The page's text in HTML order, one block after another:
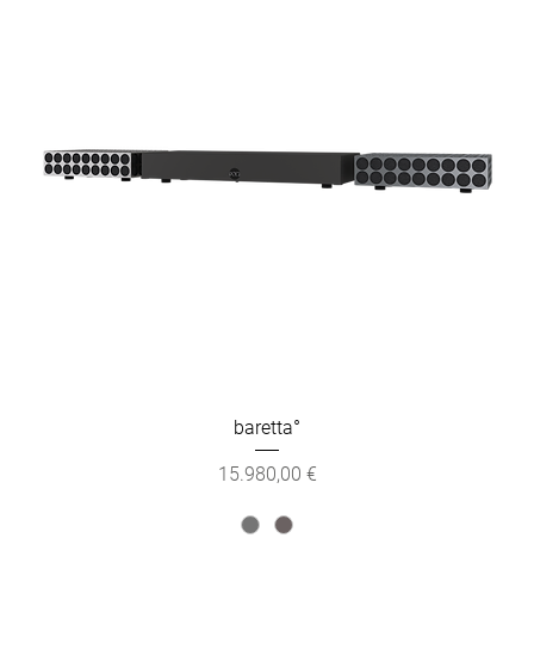
baretta°
Preis
15.980,00 €